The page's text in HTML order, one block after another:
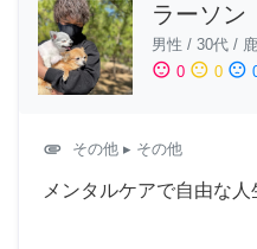
ラーソン
男性 / 30代 /
sentiment_satisfied 0 sentiment_neutral 0 sentiment_dissatisfied
attachment その他 ▸ その他
メンタルケアで自由な人